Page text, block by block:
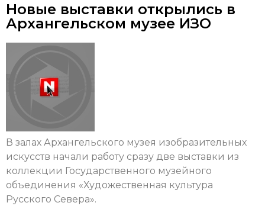
Новые выставки открылись в
Архангельском музее ИЗО
В залах Архангельского музея изобразительных
искусств начали работу сразу две выставки из
коллекции Государственного музейного
объединения «Художественная культура
Русского Севера».